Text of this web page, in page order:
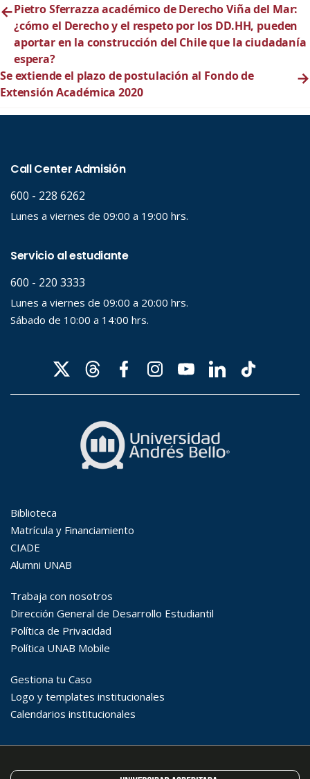
←Pietro Sferrazza académico de Derecho Viña del Mar:
¿cómo el Derecho y el respeto por los DD.HH, pueden
aportar en la construcción del Chile que la ciudadanía
espera?
Se extiende el plazo de postulación al Fondo de
Extensión Académica 2020
→